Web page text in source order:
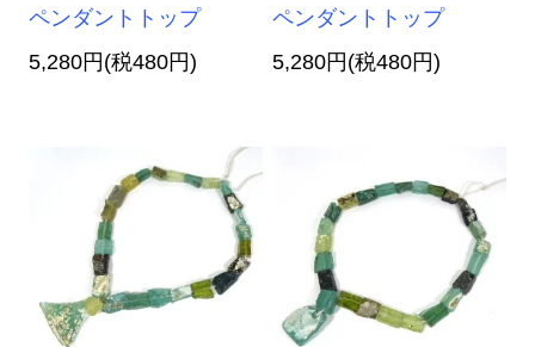
ペンダントトップ
5,280円(税480円)
ペンダントトップ
5,280円(税480円)